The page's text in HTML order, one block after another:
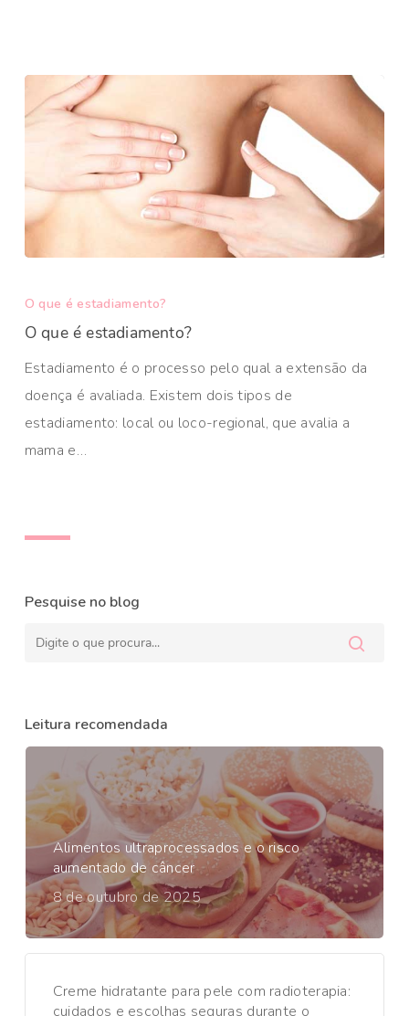
O que é estadiamento?
O que é estadiamento?
Estadiamento é o processo pelo qual a extensão da
doença é avaliada. Existem dois tipos de
estadiamento: local ou loco-regional, que avalia a
mama e…
Pesquise no blog
Leitura recomendada
Alimentos ultraprocessados e o risco
aumentado de câncer
8 de outubro de 2025
Creme hidratante para pele com radioterapia:
cuidados e escolhas seguras durante o